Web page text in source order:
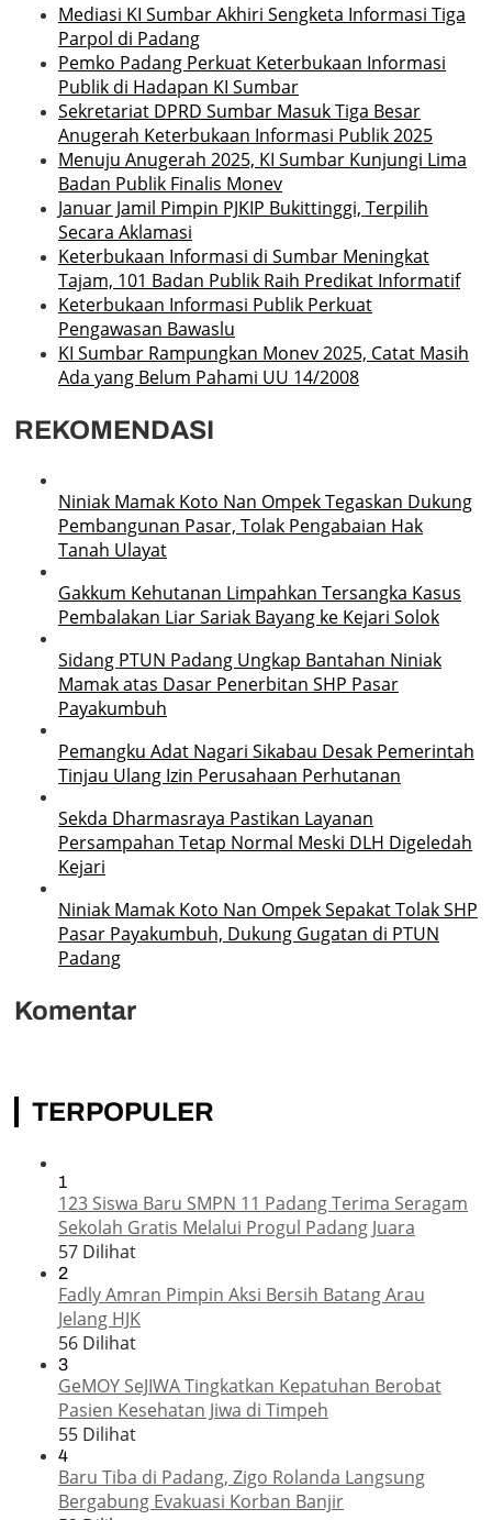
Mediasi KI Sumbar Akhiri Sengketa Informasi Tiga
Parpol di Padang
Pemko Padang Perkuat Keterbukaan Informasi
Publik di Hadapan KI Sumbar
Sekretariat DPRD Sumbar Masuk Tiga Besar
Anugerah Keterbukaan Informasi Publik 2025
Menuju Anugerah 2025, KI Sumbar Kunjungi Lima
Badan Publik Finalis Monev
Januar Jamil Pimpin PJKIP Bukittinggi, Terpilih
Secara Aklamasi
Keterbukaan Informasi di Sumbar Meningkat
Tajam, 101 Badan Publik Raih Predikat Informatif
Keterbukaan Informasi Publik Perkuat
Pengawasan Bawaslu
KI Sumbar Rampungkan Monev 2025, Catat Masih
Ada yang Belum Pahami UU 14/2008
REKOMENDASI
Niniak Mamak Koto Nan Ompek Tegaskan Dukung
Pembangunan Pasar, Tolak Pengabaian Hak
Tanah Ulayat
Gakkum Kehutanan Limpahkan Tersangka Kasus
Pembalakan Liar Sariak Bayang ke Kejari Solok
Sidang PTUN Padang Ungkap Bantahan Niniak
Mamak atas Dasar Penerbitan SHP Pasar
Payakumbuh
Pemangku Adat Nagari Sikabau Desak Pemerintah
Tinjau Ulang Izin Perusahaan Perhutanan
Sekda Dharmasraya Pastikan Layanan
Persampahan Tetap Normal Meski DLH Digeledah
Kejari
Niniak Mamak Koto Nan Ompek Sepakat Tolak SHP
Pasar Payakumbuh, Dukung Gugatan di PTUN
Padang
Komentar
TERPOPULER
1
123 Siswa Baru SMPN 11 Padang Terima Seragam
Sekolah Gratis Melalui Progul Padang Juara
57 Dilihat
2
Fadly Amran Pimpin Aksi Bersih Batang Arau
Jelang HJK
56 Dilihat
3
GeMOY SeJIWA Tingkatkan Kepatuhan Berobat
Pasien Kesehatan Jiwa di Timpeh
55 Dilihat
4
Baru Tiba di Padang, Zigo Rolanda Langsung
Bergabung Evakuasi Korban Banjir